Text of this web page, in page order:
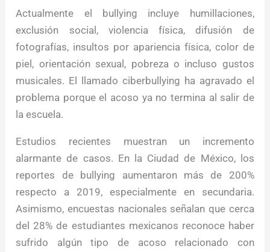
Actualmente el bullying incluye humillaciones,
exclusión social, violencia física, difusión de
fotografías, insultos por apariencia física, color de
piel, orientación sexual, pobreza o incluso gustos
musicales. El llamado ciberbullying ha agravado el
problema porque el acoso ya no termina al salir de
la escuela.
Estudios recientes muestran un incremento
alarmante de casos. En la Ciudad de México, los
reportes de bullying aumentaron más de 200%
respecto a 2019, especialmente en secundaria.
Asimismo, encuestas nacionales señalan que cerca
del 28% de estudiantes mexicanos reconoce haber
sufrido algún tipo de acoso relacionado con